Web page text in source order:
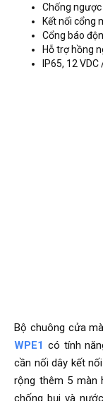
Chống
Kết nối cổng
Cổng báo
Hỗ trợ hồng
IP65, 12
Bộ chuông cửa
WPE1 có tính
cần nối dây kết
rộng thêm 5 màn
chống bụi và